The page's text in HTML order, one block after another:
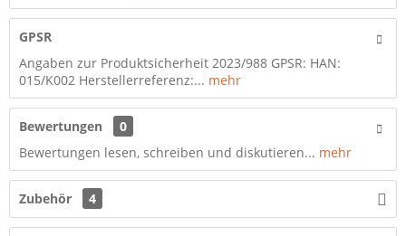
GPSR
Angaben zur Produktsicherheit 2023/988 GPSR: HAN:
015/K002 Herstellerreferenz:... mehr
Bewertungen
0
Bewertungen lesen, schreiben und diskutieren... mehr
Zubehör 4